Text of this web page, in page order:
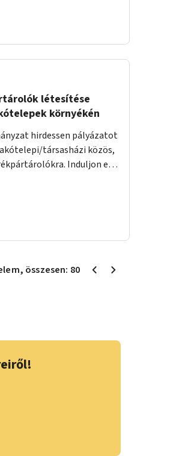
heti rendszerességgel
számára,
koordinálná, a
alakítanák ki, külön
hátrányos helyzetű
is. A program pilot
létesítése
környékén
hirdessen pályázatot
társasházi közös,
Induljon egy
, összesen: 80